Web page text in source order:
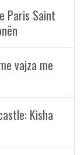
Paris Saint
vajza me
Kisha